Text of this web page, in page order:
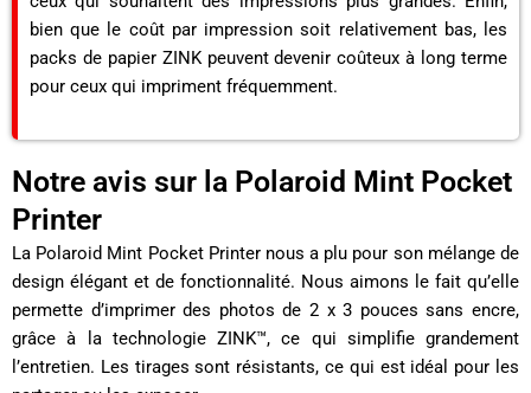
bien que le coût par impression soit relativement bas, les
packs de papier ZINK peuvent devenir coûteux à long terme
pour ceux qui impriment fréquemment.
Notre avis sur la Polaroid Mint Pocket
Printer
La Polaroid Mint Pocket Printer nous a plu pour son mélange de
design élégant et de fonctionnalité. Nous aimons le fait qu’elle
permette d’imprimer des photos de 2 x 3 pouces sans encre,
grâce à la technologie ZINK™, ce qui simplifie grandement
l’entretien. Les tirages sont résistants, ce qui est idéal pour les